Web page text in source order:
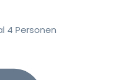
4 Personen